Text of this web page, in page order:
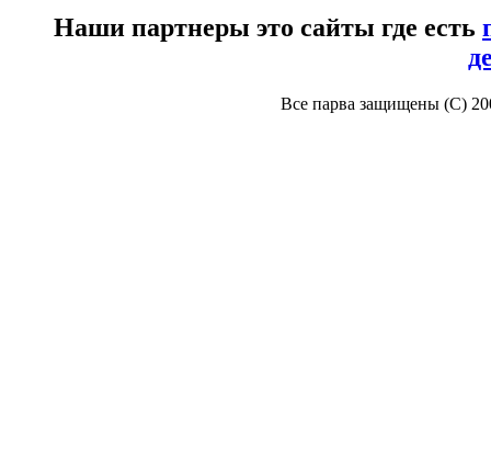
Наши партнеры это сайты где есть
Все парва защищены (С)